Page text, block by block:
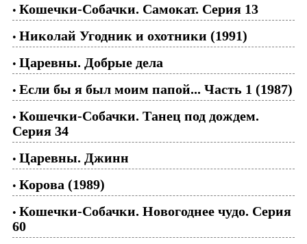
• Кошечки-Собачки. Самокат. Серия 13
• Николай Угодник и охотники (1991)
• Царевны. Добрые дела
• Если бы я был моим папой... Часть 1 (1987)
• Кошечки-Собачки. Танец под дождем.
Серия 34
• Царевны. Джинн
• Корова (1989)
• Кошечки-Собачки. Новогоднее чудо. Серия
60